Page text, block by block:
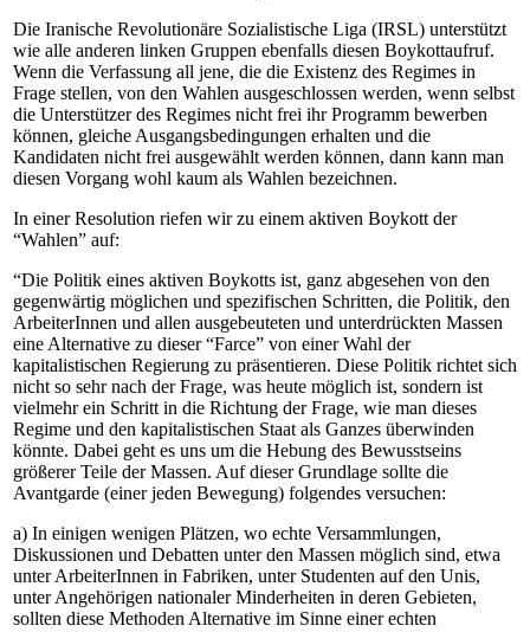
Die Iranische Revolutionäre Sozialistische Liga (IRSL) unterstützt
wie alle anderen linken Gruppen ebenfalls diesen Boykottaufruf.
Wenn die Verfassung all jene, die die Existenz des Regimes in
Frage stellen, von den Wahlen ausgeschlossen werden, wenn selbst
die Unterstützer des Regimes nicht frei ihr Programm bewerben
können, gleiche Ausgangsbedingungen erhalten und die
Kandidaten nicht frei ausgewählt werden können, dann kann man
diesen Vorgang wohl kaum als Wahlen bezeichnen.
In einer Resolution riefen wir zu einem aktiven Boykott der
“Wahlen” auf:
“Die Politik eines aktiven Boykotts ist, ganz abgesehen von den
gegenwärtig möglichen und spezifischen Schritten, die Politik, den
ArbeiterInnen und allen ausgebeuteten und unterdrückten Massen
eine Alternative zu dieser “Farce” von einer Wahl der
kapitalistischen Regierung zu präsentieren. Diese Politik richtet sich
nicht so sehr nach der Frage, was heute möglich ist, sondern ist
vielmehr ein Schritt in die Richtung der Frage, wie man dieses
Regime und den kapitalistischen Staat als Ganzes überwinden
könnte. Dabei geht es uns um die Hebung des Bewusstseins
größerer Teile der Massen. Auf dieser Grundlage sollte die
Avantgarde (einer jeden Bewegung) folgendes versuchen:
a) In einigen wenigen Plätzen, wo echte Versammlungen,
Diskussionen und Debatten unter den Massen möglich sind, etwa
unter ArbeiterInnen in Fabriken, unter Studenten auf den Unis,
unter Angehörigen nationaler Minderheiten in deren Gebieten,
sollten diese Methoden Alternative im Sinne einer echten